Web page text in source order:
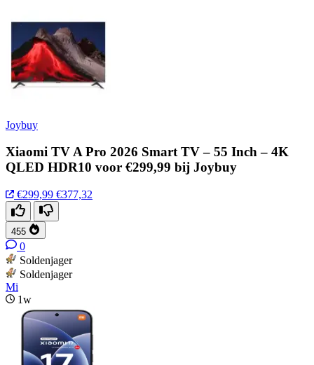
Joybuy
Xiaomi TV A Pro 2026 Smart TV – 55 Inch – 4K
QLED HDR10 voor €299,99 bij Joybuy
€299,99 €377,32
455
0
Soldenjager
Soldenjager
Mi
1w